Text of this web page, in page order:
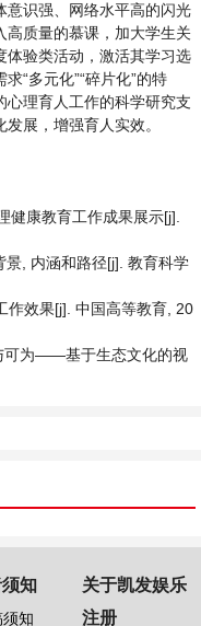
意识强、网络水平高的闪光
高质量的慕课，加大学生关
体验类活动，激活其学习选
“多元化”“碎片化”的特
心理育人工作的科学研究支
展，增强育人实效。
康教育工作成果展示[j].
, 内涵和路径[j]. 教育科学
作效果[j]. 中国高等教育, 20
可为——基于生态文化的视
知
知
关于凯发娱乐
注册